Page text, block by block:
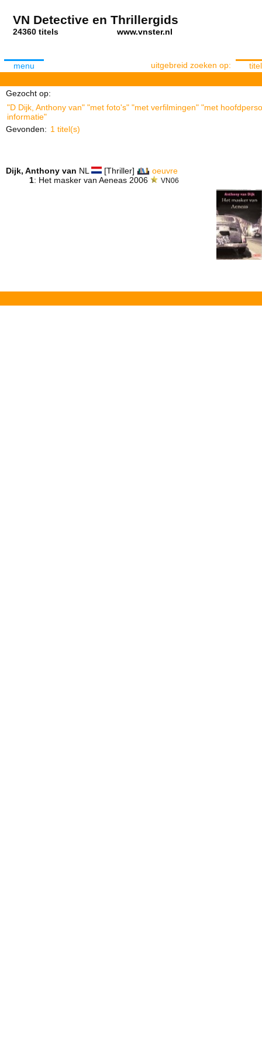
VN Detective en Thrillergids
24360 titels www.vnster.nl
menu uitgebreid zoeken op: titel
Gezocht op:
"D Dijk, Anthony van" "met foto's" "met verfilmingen" "met
informatie"
Gevonden: 1 titel(s)
Dijk, Anthony van NL [Thriller]
oeuvre
1: Het masker van Aeneas 2006 VN06